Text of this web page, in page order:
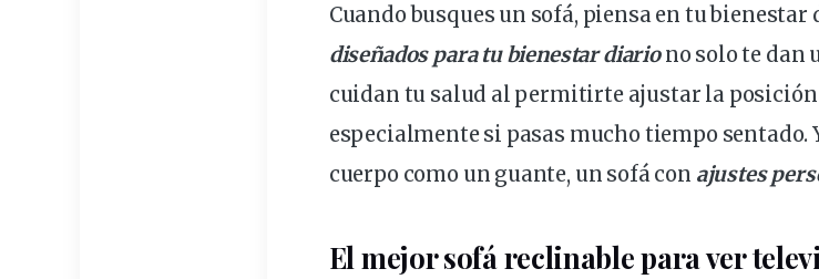
Cuando busques un sofá, piensa en tu bienestar
diseñados para tu bienestar diariono solo te dan
cuidan tu salud al permitirte ajustar la posición
especialmente si pasas mucho tiempo sentado.
cuerpo como un guante, un sofá con ajustes
El mejor sofá reclinable para ver